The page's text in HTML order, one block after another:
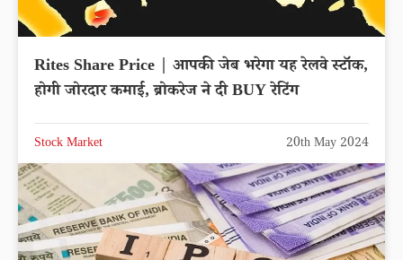
Rites Share Price | आपकी जेब भरेगा यह रेलवे स्टॉक,
होगी जोरदार कमाई, ब्रोकरेज ने दी BUY रेटिंग
Stock Market 20th May 2024